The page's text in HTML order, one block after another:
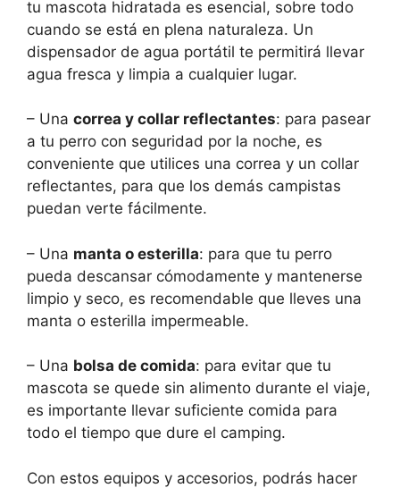
tu mascota hidratada es esencial, sobre todo
cuando se está en plena naturaleza. Un
dispensador de agua portátil te permitirá llevar
agua fresca y limpia a cualquier lugar.
– Una correa y collar reflectantes: para pasear
a tu perro con seguridad por la noche, es
conveniente que utilices una correa y un collar
reflectantes, para que los demás campistas
puedan verte fácilmente.
– Una manta o esterilla: para que tu perro
pueda descansar cómodamente y mantenerse
limpio y seco, es recomendable que lleves una
manta o esterilla impermeable.
– Una bolsa de comida: para evitar que tu
mascota se quede sin alimento durante el viaje,
es importante llevar suficiente comida para
todo el tiempo que dure el camping.
Con estos equipos y accesorios, podrás hacer